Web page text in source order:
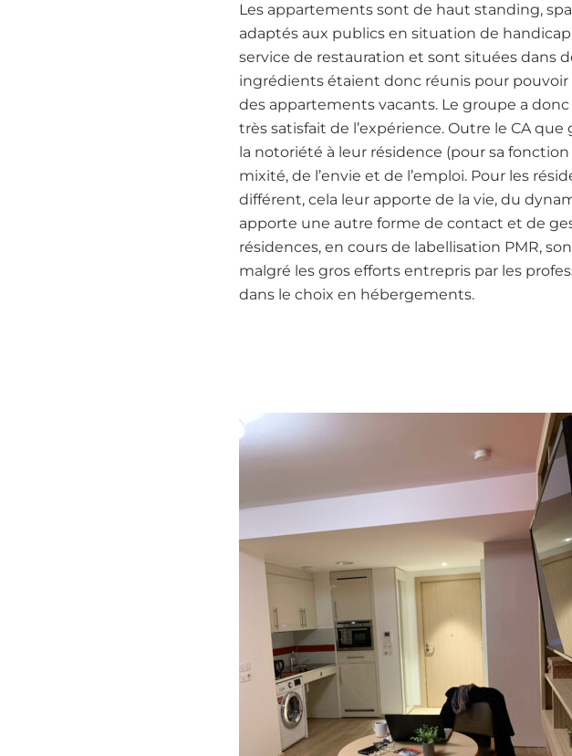
Les appartements sont de haut standing,
adaptés aux publics en situation de
service de restauration et sont situées dans
ingrédients étaient donc réunis pour
des appartements vacants. Le groupe a
très satisfait de l’expérience. Outre le CA
la notoriété à leur résidence (pour sa
mixité, de l’envie et de l’emploi. Pour les
différent, cela leur apporte de la vie, du
apporte une autre forme de contact et de
résidences, en cours de labellisation PMR,
malgré les gros efforts entrepris par les
dans le choix en hébergements.